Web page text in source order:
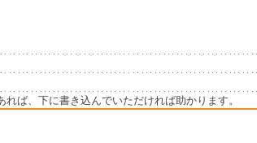
ば、下に書き込んでいただければ助かります。